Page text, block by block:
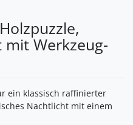
mit Werkzeug-
ein klassisch raffinierter
Nachtlicht mit einem